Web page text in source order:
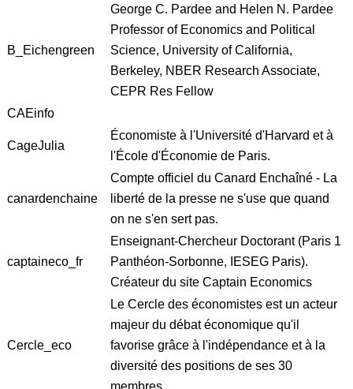
B_Eichengreen
George C. Pardee and Helen N. Pardee
Professor of Economics and Political
Science, University of California,
Berkeley, NBER Research Associate,
CEPR Res Fellow
CAEinfo
CageJulia
Économiste à l'Université d'Harvard et à
l'École d'Économie de Paris.
canardenchaine
Compte officiel du Canard Enchaîné - La
liberté de la presse ne s'use que quand
on ne s'en sert pas.
captaineco_fr
Enseignant-Chercheur Doctorant (Paris 1
Panthéon-Sorbonne, IESEG Paris).
Créateur du site Captain Economics
Cercle_eco
Le Cercle des économistes est un acteur
majeur du débat économique qu'il
favorise grâce à l'indépendance et à la
diversité des positions de ses 30